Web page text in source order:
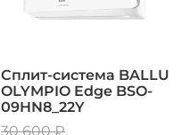
Сплит-система BALLU
OLYMPIO Edge BSO-
09HN8_22Y
30 600 ₽